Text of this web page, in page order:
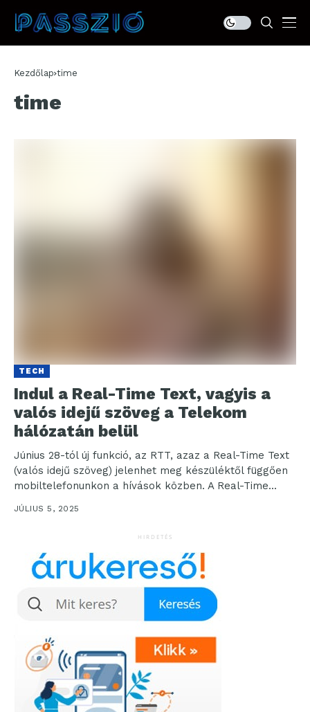
Kezdőlap time
time
TECH
Indul a Real-Time Text, vagyis a
valós idejű szöveg a Telekom
hálózatán belül
Június 28-tól új funkció, az RTT, azaz a Real-Time Text
(valós idejű szöveg) jelenhet meg készüléktől függően
mobiltelefonunkon a hívások közben. A Real-Time...
JÚLIUS 5, 2025
HIRDETÉS